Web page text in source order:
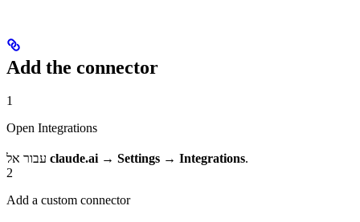
Add the connector
1
Open Integrations
claude.ai → Settings → Integrations.
2
Add a custom connector